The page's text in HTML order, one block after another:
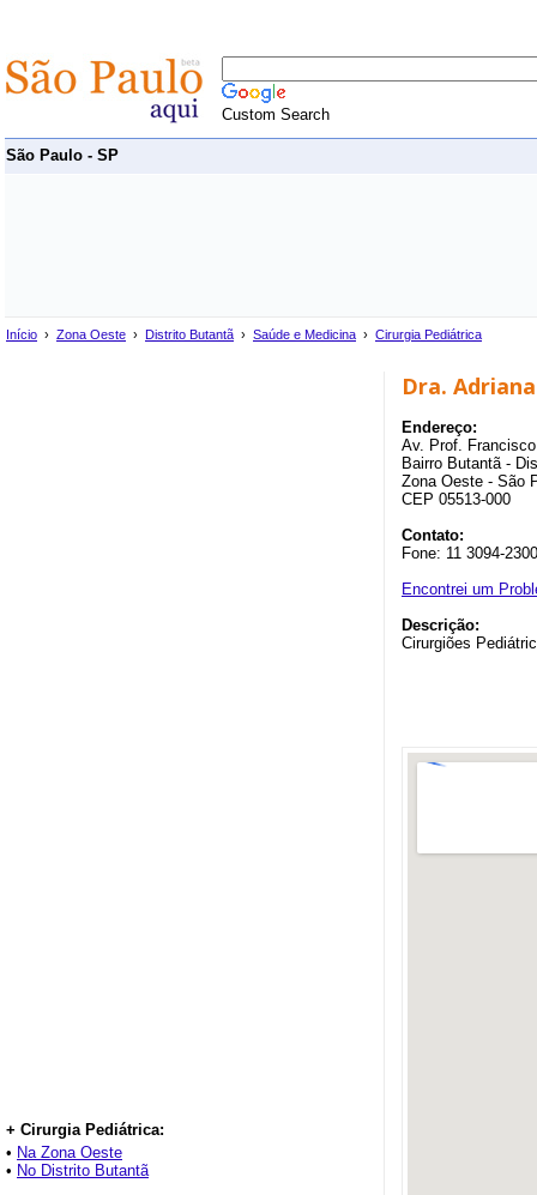
Custom Search
São Paulo - SP
Início › Zona Oeste › Distrito Butantã › Saúde e Medicina › Cirurgia Pediátrica
+ Cirurgia Pediátrica:
• Na Zona Oeste
• No Distrito Butantã
Dra.
Endereço:
Av. Prof.
Bairro Butantã -
Zona Oeste - São
CEP 05513-000
Contato:
Fone: 11 3094-2300
Encontrei um
Descrição:
Cirurgiões